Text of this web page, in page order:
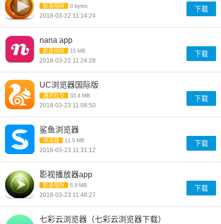
影音视听 0 bytes
2018-03-22 11:14:24
下载
nana app
影音视听 15 MB
2018-03-22 11:24:28
下载
UC浏览器国际版
通讯社交 33.4 MB
2018-03-23 11:08:50
下载
鲨鱼浏览器
浏览器 11.5 MB
2018-03-23 11:31:12
下载
影视播放器app
影音视听 5.9 MB
2018-03-23 11:48:27
下载
七彩云浏览器（七彩云浏览器下载）